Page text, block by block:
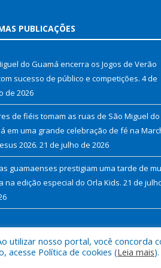
PUBLICAÇÕES
do Guamá encerra os Jogos de Verão
sucesso de público e competições. 4 de
de 2026
de fiéis tomam as ruas de São Miguel do
em uma grande celebração de fé na
2026. 21 de julho de 2026
guamaenses prestigiam uma tarde de
na edição especial do Orla Kids. 21 de
utilizar nosso portal, você concorda
acesse Política de cookies (Leia mais